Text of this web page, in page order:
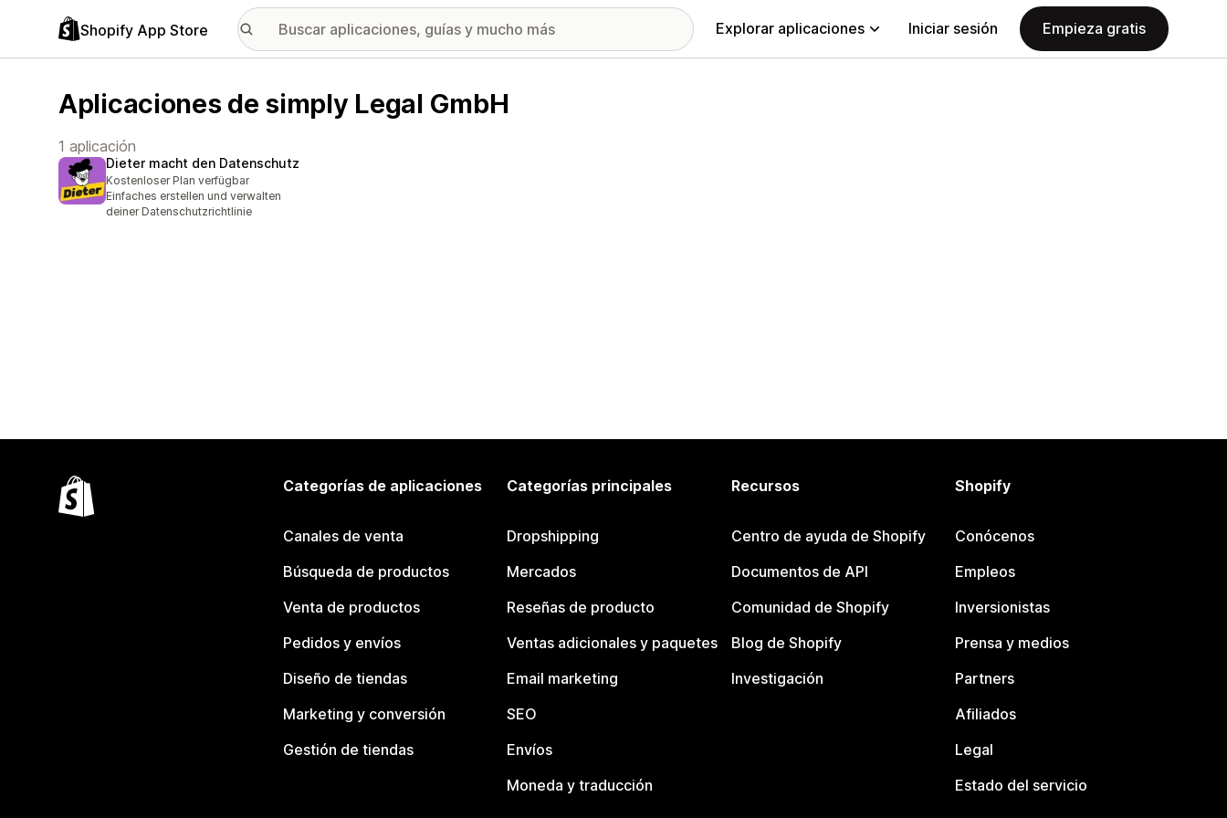
Shopify App Store Explorar aplicaciones Iniciar sesión Empieza gratis
Aplicaciones de simply Legal GmbH
1 aplicación
Dieter macht den Datenschutz
Kostenloser Plan verfügbar
Einfaches erstellen und verwalten
deiner Datenschutzrichtlinie
Categorías de aplicaciones
Canales de venta
Búsqueda de productos
Venta de productos
Pedidos y envíos
Diseño de tiendas
Marketing y conversión
Gestión de tiendas
Categorías principales
Dropshipping
Mercados
Reseñas de producto
Ventas adicionales y paquetes
Email marketing
SEO
Envíos
Moneda y traducción
Recursos
Centro de ayuda de Shopify
Documentos de API
Comunidad de Shopify
Blog de Shopify
Investigación
Shopify
Conócenos
Empleos
Inversionistas
Prensa y medios
Partners
Afiliados
Legal
Estado del servicio